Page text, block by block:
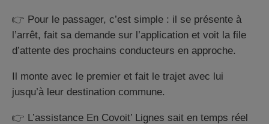
👉 Pour le passager, c’est simple : il se présente à
l’arrêt, fait sa demande sur l’application et voit la file
d’attente des prochains conducteurs en approche.
Il monte avec le premier et fait le trajet avec lui
jusqu’à leur destination commune.
👉 L’assistance En Covoit’ Lignes sait en temps réel